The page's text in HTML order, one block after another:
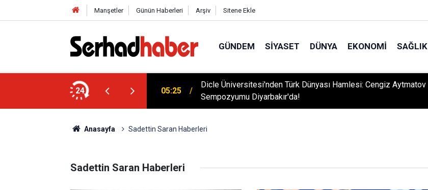
Manşetler Günün Haberleri Arşiv Sitene Ekle
GÜNDEM SIYASET DÜNYA EKONOMI SAĞLIK
24
Düşük Kalorili Multi-Fiber İçecek Tozu 05:25
Dicle Üniversitesi'nden Türk Dünyası Hamlesi: Cengiz Aytmatov
Sempozyumu Diyarbakır'da!
Anasayfa Sadettin Saran Haberleri
Sadettin Saran Haberleri